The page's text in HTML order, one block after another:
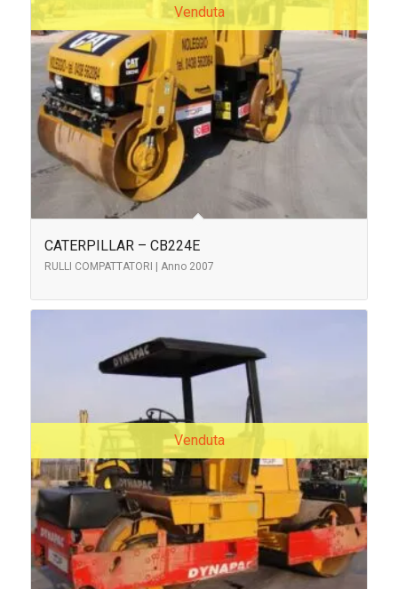
Venduta
CATERPILLAR – CB224E
RULLI COMPATTATORI | Anno 2007
Venduta